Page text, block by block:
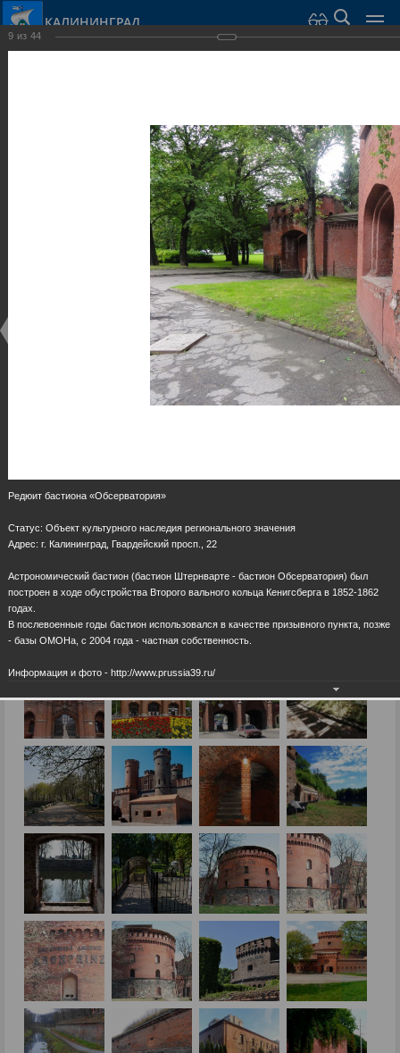
КАЛИНИНГРАД
Оборонительные сооружения и городские ворота
Оборонительные сооружения и городские ворота
9 из 44
Редюит бастиона «Обсерватория»
Статус: Объект культурного наследия регионального значения
Адрес: г. Калининград, Гвардейский просп., 22
Астрономический бастион (бастион Штернварте - бастион Обсерватория) был
построен в ходе обустройства Второго вального кольца Кенигсберга в 1852-1862
годах.
В послевоенные годы бастион использовался в качестве призывного пункта, позже
- базы ОМОНа, с 2004 года - частная собственность.
Информация и фото - http://www.prussia39.ru/